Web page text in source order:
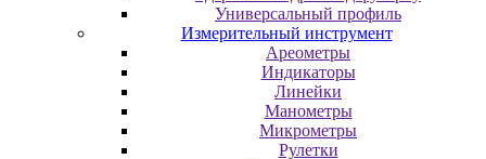
Универсальный профиль
Измерительный инструмент
Ареометры
Индикаторы
Линейки
Манометры
Микрометры
Рулетки